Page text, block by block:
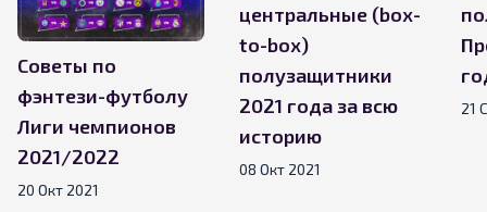
Советы по
фэнтези-футболу
Лиги чемпионов
2021/2022
20 Окт 2021
центральные (box-
to-box)
полузащитники
2021 года за всю
историю
08 Окт 2021
21